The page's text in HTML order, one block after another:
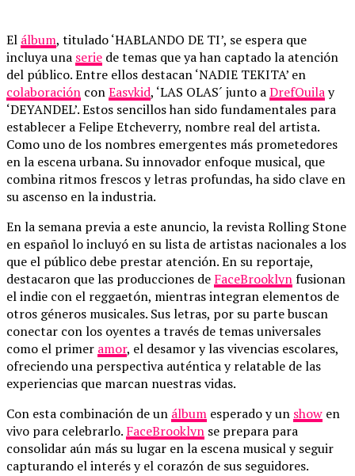
El álbum, titulado ‘HABLANDO DE TI’, se espera que
incluya una serie de temas que ya han captado la atención
del público. Entre ellos destacan ‘NADIE TEKITA’ en
colaboración conEasykid, ‘LAS OLAS´ junto aDrefQuilay
‘DEYANDEL’. Estos sencillos han sido fundamentales para
establecer a Felipe Etcheverry, nombre real del artista.
Como uno de los nombres emergentes más prometedores
en la escena urbana. Su innovador enfoque musical, que
combina ritmos frescos y letras profundas, ha sido clave en
su ascenso en la industria.
En la semana previa a este anuncio, la revista Rolling Stone
en español lo incluyó en su lista de artistas nacionales a los
que el público debe prestar atención. En su reportaje,
destacaron que las producciones de FaceBrooklynfusionan
el indie con el reggaetón, mientras integran elementos de
otros géneros musicales. Sus letras, por su parte buscan
conectar con los oyentes a través de temas universales
como el primer amor, el desamor y las vivencias escolares,
ofreciendo una perspectiva auténtica y relatable de las
experiencias que marcan nuestras vidas.
Con esta combinación de un álbum esperado y un show en
vivo para celebrarlo. FaceBrooklyn se prepara para
consolidar aún más su lugar en la escena musical y seguir
capturando el interés y el corazón de sus seguidores.